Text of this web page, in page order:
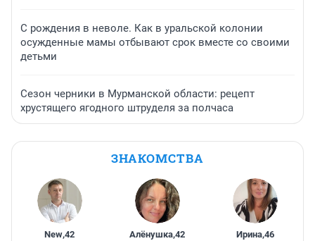
С рождения в неволе. Как в уральской колонии
осужденные мамы отбывают срок вместе со своими
детьми
Сезон черники в Мурманской области: рецепт
хрустящего ягодного штруделя за полчаса
ЗНАКОМСТВА
New,42 Алёнушка,42 Ирина,46